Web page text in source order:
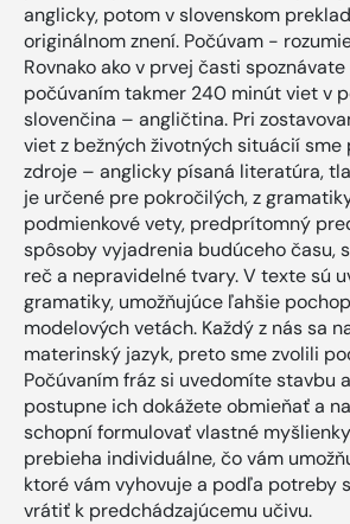
anglicky, potom v slovenskom
originálnom znení. Počúvam -
Rovnako ako v prvej časti
počúvaním takmer 240 minút viet v
slovenčina – angličtina. Pri
viet z bežných životných situácií
zdroje – anglicky písaná literatúra,
je určené pre pokročilých, z
podmienkové vety, predprítomný
spôsoby vyjadrenia budúceho času,
reč a nepravidelné tvary. V texte sú
gramatiky, umožňujúce ľahšie
modelových vetách. Každý z nás sa
materinský jazyk, preto sme zvolili
Počúvaním fráz si uvedomíte stavbu
postupne ich dokážete obmieňať a
schopní formulovať vlastné
prebieha individuálne, čo vám
ktoré vám vyhovuje a podľa potreby
vrátiť k predchádzajúcemu učivu.